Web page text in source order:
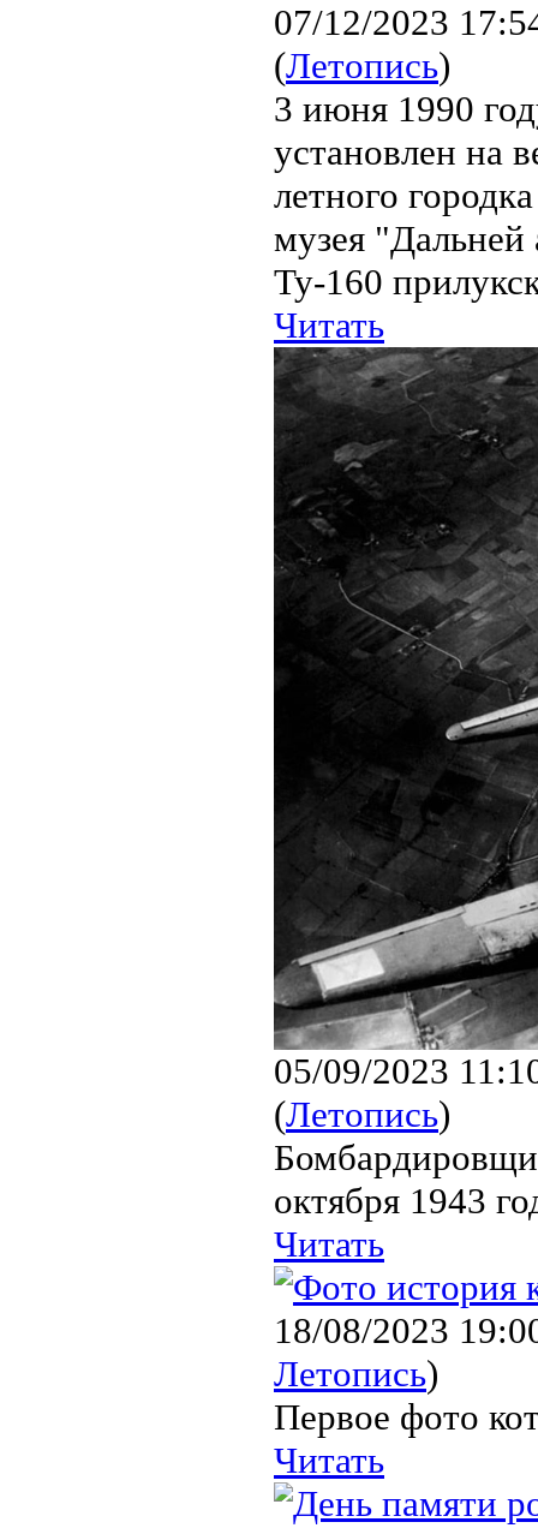
07/12/2023
(Летопись)
3 июня 1990
установлен на
летного
музея
Ту-160
Читать
05/09/2023
(Летопись)
октября 1943
Читать
18/08/2023
Летопись)
Первое фото
Читать